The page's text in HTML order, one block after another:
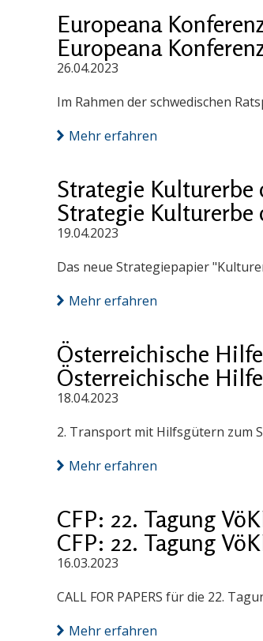
Europeana
Europeana
26.04.2023
Im Rahmen der schwedischen
Mehr erfahren
Strategie Kulturerbe
Strategie Kulturerbe
19.04.2023
Das neue Strategiepapier
Mehr erfahren
Österreichische
Österreichische
18.04.2023
2. Transport mit Hilfsgütern zum
Mehr erfahren
CFP: 22. Tagung
CFP: 22. Tagung
16.03.2023
CALL FOR PAPERS für die 22.
Mehr erfahren